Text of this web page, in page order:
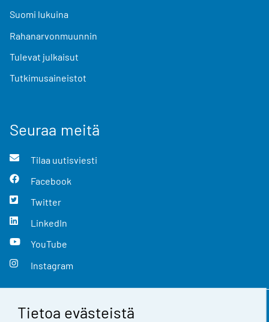
Tietoa evästeistä
Suomi lukuina
Rahanarvonmuunnin
Tulevat julkaisut
Tutkimusaineistot
Seuraa meitä
Tilaa uutisviesti
Facebook
Twitter
LinkedIn
YouTube
Instagram
Yhteystiedot